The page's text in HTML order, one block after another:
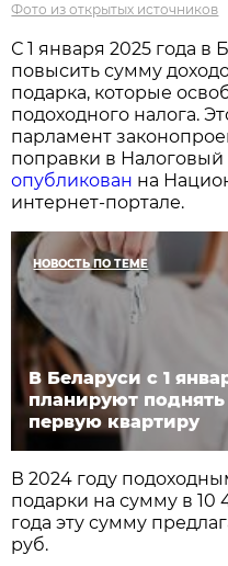
Фото из открытых источников
С 1 января 2025 года в
повысить сумму
подарка, которые
подоходного налога.
парламент
поправки в Налоговый
опубликован на
интернет-портале.
НОВОСТЬ ПО ТЕМЕ
В Беларуси с 1
планируют поднять
первую квартиру
В 2024 году
подарки на сумму в 10
года эту сумму
руб.